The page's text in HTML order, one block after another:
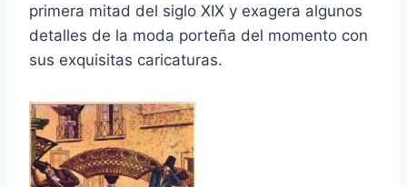
primera mitad del siglo XIX y exagera algunos
detalles de la moda porteña del momento con
sus exquisitas caricaturas.